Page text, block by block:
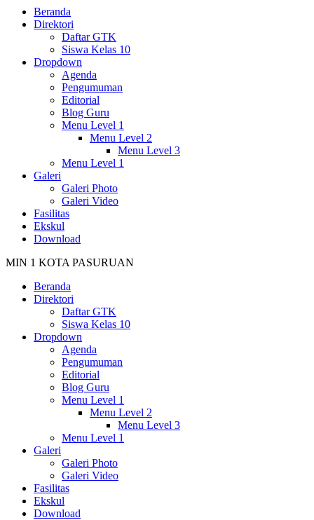
Beranda
Direktori
Daftar GTK
Siswa Kelas 10
Dropdown
Agenda
Pengumuman
Editorial
Blog Guru
Menu Level 1
Menu Level 2
Menu Level 3
Menu Level 1
Galeri
Galeri Photo
Galeri Video
Fasilitas
Ekskul
Download
MIN 1 KOTA PASURUAN
Beranda
Direktori
Daftar GTK
Siswa Kelas 10
Dropdown
Agenda
Pengumuman
Editorial
Blog Guru
Menu Level 1
Menu Level 2
Menu Level 3
Menu Level 1
Galeri
Galeri Photo
Galeri Video
Fasilitas
Ekskul
Download